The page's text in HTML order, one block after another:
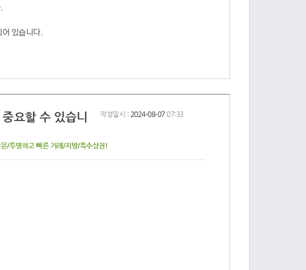
어 있습니다.
요할 수 있습니
작성일시 : 2024-08-0707:33
/투명하고 빠른 거래/지방/특수상권!